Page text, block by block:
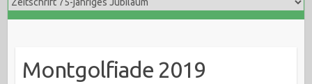
Montgolfiade 2019